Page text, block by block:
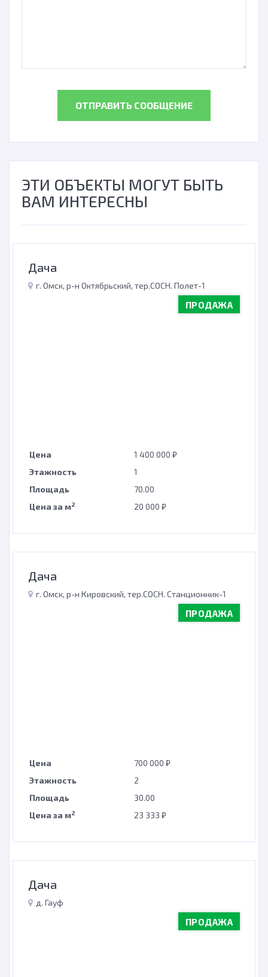
ОТПРАВИТЬ СООБЩЕНИЕ
ЭТИ ОБЪЕКТЫ МОГУТ БЫТЬ
ВАМ ИНТЕРЕСНЫ
Дача
г. Омск, р-н Октябрьский, тер.СОСН. Полет-1
ПРОДАЖА
Цена
1 400 000 ₽
Этажность
1
Площадь
70.00
Цена за м2 20 000 ₽
Дача
г. Омск, р-н Кировский, тер.СОСН. Станционник-1
ПРОДАЖА
Цена
700 000 ₽
Этажность
2
Площадь
30.00
Цена за м2 23 333 ₽
Дача
д. Гауф
ПРОДАЖА